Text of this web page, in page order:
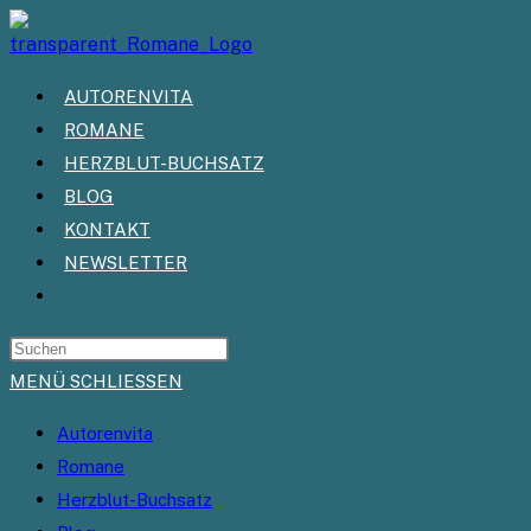
Zum
Inhalt
springenAUTORENVITA
ROMANE
HERZBLUT-BUCHSATZ
BLOG
KONTAKT
NEWSLETTER
UMSCHALTEN
MENÜ SCHLIESSEN
Autorenvita
Romane
Herzblut-Buchsatz